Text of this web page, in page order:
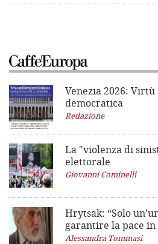
Venezia 2026:
democratica
Redazione
La "violenza di
elettorale
Giovanni Cominelli
Hrytsak: “Solo
garantire la pace in
Alessandra Tommasi